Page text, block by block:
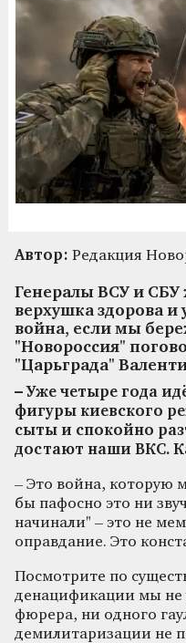
Автор: Редакция
Генералы ВСУ и
верхушка здорова и
война, если мы
"Новороссия"
"Царьграда"
– Уже четыре года
фигуры киевского
сыты и спокойно
достают наши ВКС.
– Это война, которую
бы пафосно это ни
начинали" – это не
оправдание. Это
Посмотрите по
денацификации мы не
фюрера, ни одного
демилитаризации не